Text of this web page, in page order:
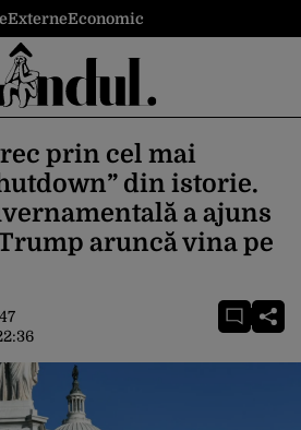
ExterneEconomic
prin cel mai
din istorie.
a ajuns
aruncă vina pe